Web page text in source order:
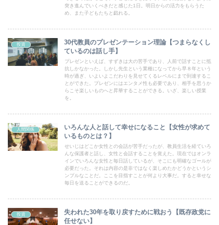
突き進んでいくべきだと感じた1日。明日からの活力をもらうた
め、また子どもたちと戯れる。
投資
30代教員のプレゼンテーション理論【つまらなくし
ているのは話し手】
プレゼンといえば、すずきは大の苦手であり、人前で話すことに抵
抗しかなかった。しかし先生という業種になってから早８年という
時が過ぎ、いよいよこだわりを見せてくるレベルにまで到達するこ
とができた。プレゼンにはエンタメ性も必要であり、相手を思うか
らこそ楽しいものへと昇華することができる。いざ、楽しい授業
を。
人間関係
いろんな人と話して幸せになること【女性が求めて
いるものとは？】
せいじはどこか女性との会話が苦手だったが、教員生活を経ていろ
んな保護者と話し、女性と会話することを覚えた。現在ではオンラ
インでいろんな女性と毎日話しているが、そこにも明確なゴールが
必要だった。それは内容の是非ではなく楽しめたかどうかというシ
ンプルなことだ。ここを目指すことが何より大事だ。すると幸せな
毎日を送ることができるのだ。
投資
失われた30年を取り戻すために戦おう【既存政党に
任せない】